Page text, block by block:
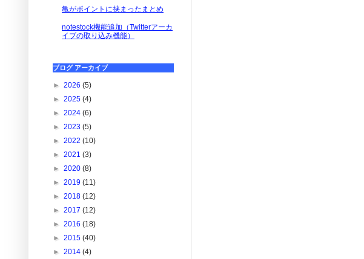
亀がポイントに挟まったまとめ
notestock機能追加（Twitterアーカ
イブの取り込み機能）
ブログ アーカイブ
► 2026 (5)
► 2025 (4)
► 2024 (6)
► 2023 (5)
► 2022 (10)
► 2021 (3)
► 2020 (8)
► 2019 (11)
► 2018 (12)
► 2017 (12)
► 2016 (18)
► 2015 (40)
► 2014 (4)